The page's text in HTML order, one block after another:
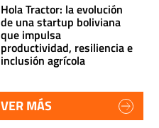
Hola Tractor: la evolución
de una startup boliviana
que impulsa
productividad, resiliencia e
inclusión agrícola
VER MÁS